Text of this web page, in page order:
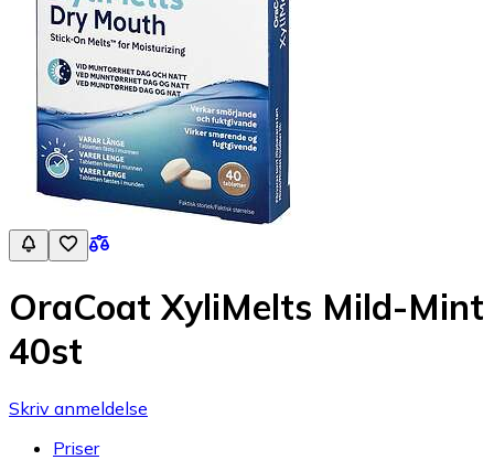
OraCoat XyliMelts Mild-Mint
40st
Skriv anmeldelse
Priser